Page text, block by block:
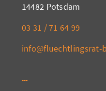
14482 Potsdam
03 31 / 71 64 99
info@fluechtlingsrat-